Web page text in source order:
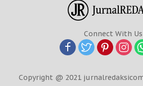
Connect With Us
Copyright @ 2021